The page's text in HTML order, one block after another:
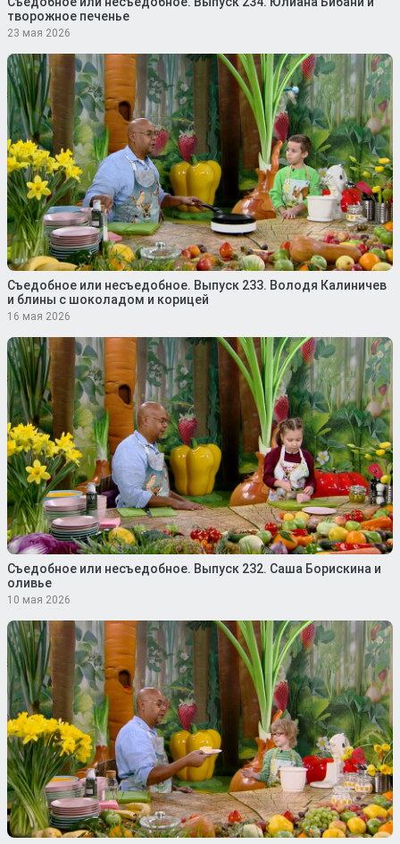
творожное печенье
23 мая 2026
Съедобное или несъедобное. Выпуск 233. Володя Калиничев
и блины с шоколадом и корицей
16 мая 2026
Съедобное или несъедобное. Выпуск 232. Саша Борискина и
оливье
10 мая 2026